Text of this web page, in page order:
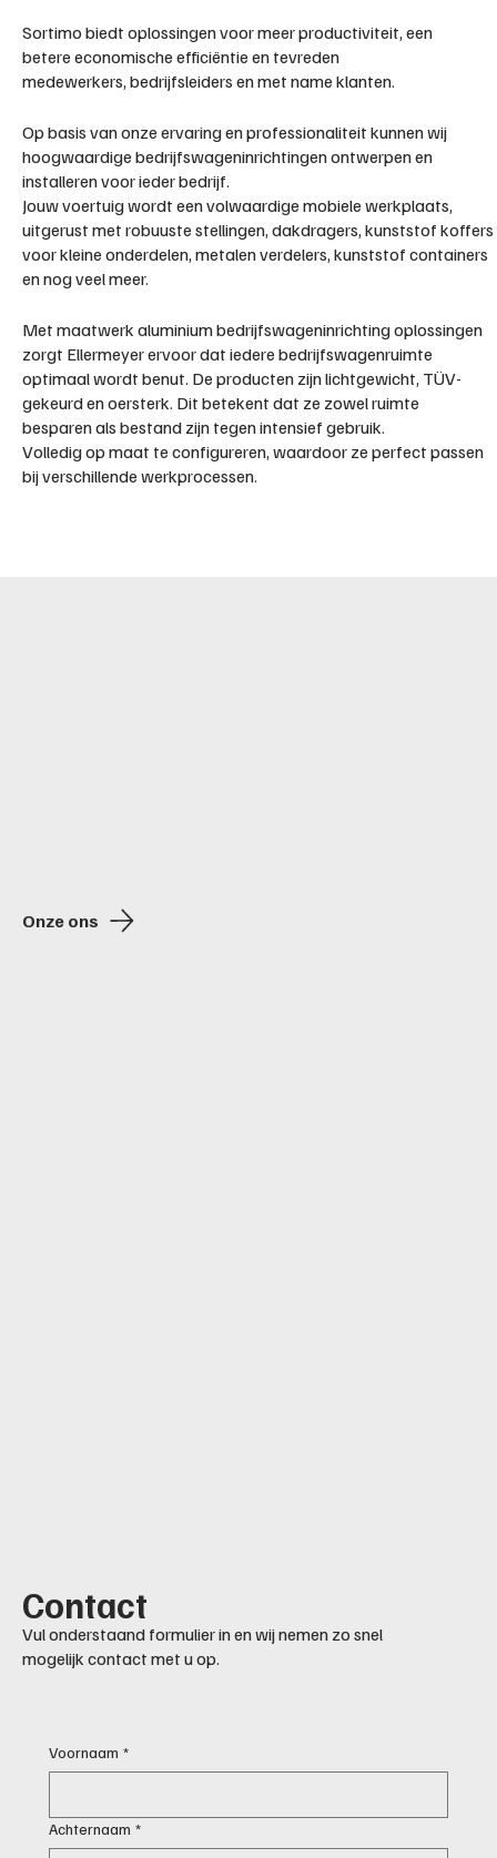
Onze ons
Contact
Vul onderstaand formulier in en wij nemen zo snel
mogelijk contact met u op.
Voornaam *
Achternaam *
Sortimo biedt oplossingen voor meer productiviteit, een
betere economische efficiëntie en tevreden
medewerkers, bedrijfsleiders en met name klanten.
Op basis van onze ervaring en professionaliteit kunnen wij
hoogwaardige bedrijfswageninrichtingen ontwerpen en
installeren voor ieder bedrijf.
Jouw voertuig wordt een volwaardige mobiele werkplaats,
uitgerust met robuuste stellingen, dakdragers, kunststof koffers
voor kleine onderdelen, metalen verdelers, kunststof containers
en nog veel meer.
Met maatwerk aluminium bedrijfswageninrichting oplossingen
zorgt Ellermeyer ervoor dat iedere bedrijfswagenruimte
optimaal wordt benut. De producten zijn lichtgewicht, TÜV-
gekeurd en oersterk. Dit betekent dat ze zowel ruimte
besparen als bestand zijn tegen intensief gebruik.
Volledig op maat te configureren, waardoor ze perfect passen
bij verschillende werkprocessen.